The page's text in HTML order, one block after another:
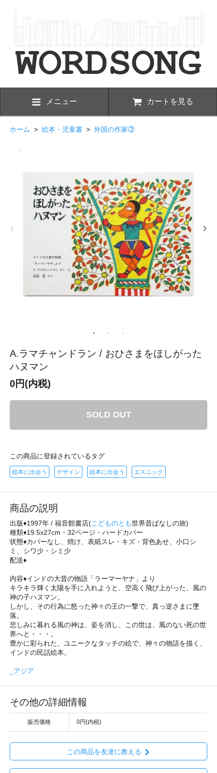
メニュー カートを見る
ホーム > 絵本・児童書 > 外国の作家③
A.ラマチャンドラン / おひさまをほしがった
ハヌマン
0円(内税)
SOLD OUT
この商品に登録されているタグ
絵本に出会う デザイン 絵本に出会う エスニック
商品の説明
出版♦1997年 / 福音館書店(こどものとも世界昔ばなしの旅)
種類♦19.5x27cm・32ページ・ハードカバー
状態♦カバーなし、焼け、表紙スレ・キズ・背色あせ、小口シ
ミ、シワ少・シミ少
配送♦
内容♦インドの大昔の物語「ラーマーヤナ」より
キラキラ輝く太陽を手に入れようと、空高く飛び上がった、風の
神の子ハヌマン。
しかし、その行為に怒った神々の王の一撃で、真っ逆さまに墜
落。
悲しみに暮れる風の神は、姿を消し、この世は、風のない死の世
界へと・・・。
豊かに彩られた、ユニークなタッチの絵で、神々の物語を描く、
インドの民話絵本。
_アジア
その他の詳細情報
販売価格 0円(内税)
この商品を友達に教える